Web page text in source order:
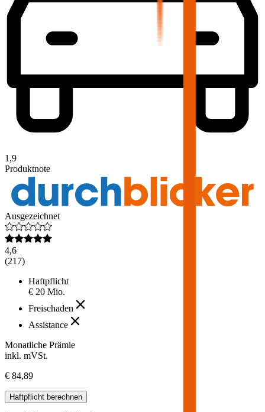
1,9
Produktnote
Ausgezeichnet
4,6
(217)
Haftpflicht
€ 20 Mio.
Freischaden
Assistance
Monatliche Prämie
inkl. mVSt.
€ 84,89
Haftpflicht berechnen